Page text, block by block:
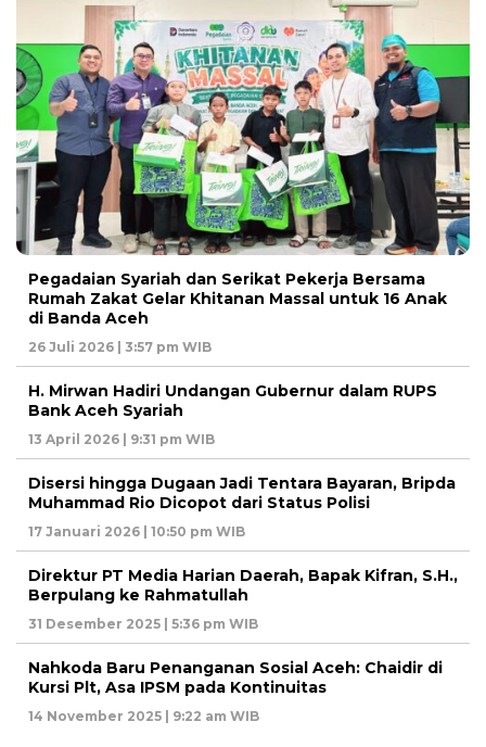
Pegadaian Syariah dan Serikat Pekerja Bersama
Rumah Zakat Gelar Khitanan Massal untuk 16 Anak
di Banda Aceh
26 Juli 2026 | 3:57 pm WIB
H. Mirwan Hadiri Undangan Gubernur dalam RUPS
Bank Aceh Syariah
13 April 2026 | 9:31 pm WIB
Disersi hingga Dugaan Jadi Tentara Bayaran, Bripda
Muhammad Rio Dicopot dari Status Polisi
17 Januari 2026 | 10:50 pm WIB
Direktur PT Media Harian Daerah, Bapak Kifran, S.H.,
Berpulang ke Rahmatullah
31 Desember 2025 | 5:36 pm WIB
Nahkoda Baru Penanganan Sosial Aceh: Chaidir di
Kursi Plt, Asa IPSM pada Kontinuitas
14 November 2025 | 9:22 am WIB